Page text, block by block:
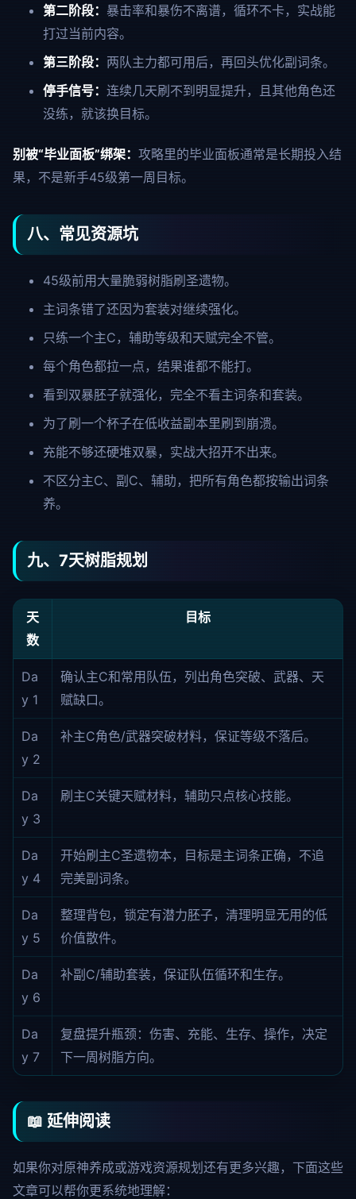
第二阶段： 暴击率和暴伤不离谱，循环不卡，实战能
打过当前内容。
第三阶段： 两队主力都可用后，再回头优化副词条。
停手信号： 连续几天刷不到明显提升，且其他角色还
没练，就该换目标。
别被“毕业面板”绑架： 攻略里的毕业面板通常是长期投入结
果，不是新手45级第一周目标。
八、常见资源坑
45级前用大量脆弱树脂刷圣遗物。
主词条错了还因为套装对继续强化。
只练一个主C，辅助等级和天赋完全不管。
每个角色都拉一点，结果谁都不能打。
看到双暴胚子就强化，完全不看主词条和套装。
为了刷一个杯子在低收益副本里刷到崩溃。
充能不够还硬堆双暴，实战大招开不出来。
不区分主C、副C、辅助，把所有角色都按输出词条
养。
九、7天树脂规划
天
数
目标
Da
y 1
确认主C和常用队伍，列出角色突破、武器、天
赋缺口。
Da
y 2
补主C角色/武器突破材料，保证等级不落后。
Da
y 3
刷主C关键天赋材料，辅助只点核心技能。
Da
y 4
开始刷主C圣遗物本，目标是主词条正确，不追
完美副词条。
Da
y 5
整理背包，锁定有潜力胚子，清理明显无用的低
价值散件。
Da
y 6
补副C/辅助套装，保证队伍循环和生存。
Da
y 7
复盘提升瓶颈：伤害、充能、生存、操作，决定
下一周树脂方向。
📖 延伸阅读
如果你对原神养成或游戏资源规划还有更多兴趣，下面这些
文章可以帮你更系统地理解：